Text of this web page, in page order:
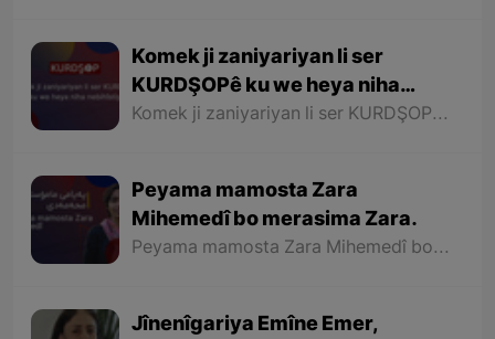
Komek ji zaniyariyan li ser
KURDŞOPê ku we heya niha
nebihîstiye.
Komek ji zaniyariyan li ser KURDŞOPê ku we heya niha nebihîstiye.
Peyama mamosta Zara
Mihemedî bo merasima Zara.
Peyama mamosta Zara Mihemedî bo merasima Zara.
Jînenîgariya Emîne Emer,